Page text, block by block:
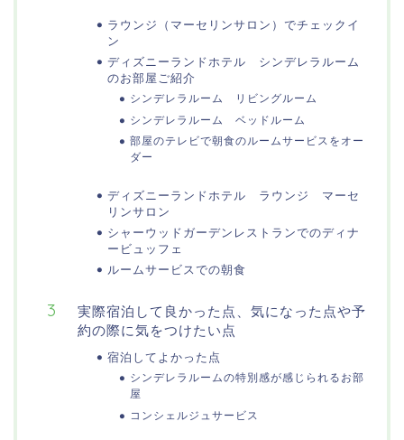
ラウンジ（マーセリンサロン）でチェックイ
ン
ディズニーランドホテル シンデレラルーム
のお部屋ご紹介
シンデレラルーム リビングルーム
シンデレラルーム ベッドルーム
部屋のテレビで朝食のルームサービスをオー
ダー
ディズニーランドホテル ラウンジ マーセ
リンサロン
シャーウッドガーデンレストランでのディナ
ービュッフェ
ルームサービスでの朝食
実際宿泊して良かった点、気になった点や予
約の際に気をつけたい点
宿泊してよかった点
シンデレラルームの特別感が感じられるお部
屋
コンシェルジュサービス